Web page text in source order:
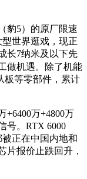
5）的原厂限速
世界逛戏，现正
长7纳米及以下先
做机遇。除了机能
板等零部件，累计
万+4800万
号。RTX 6000
正在中国内地和
片报价止跌回升，